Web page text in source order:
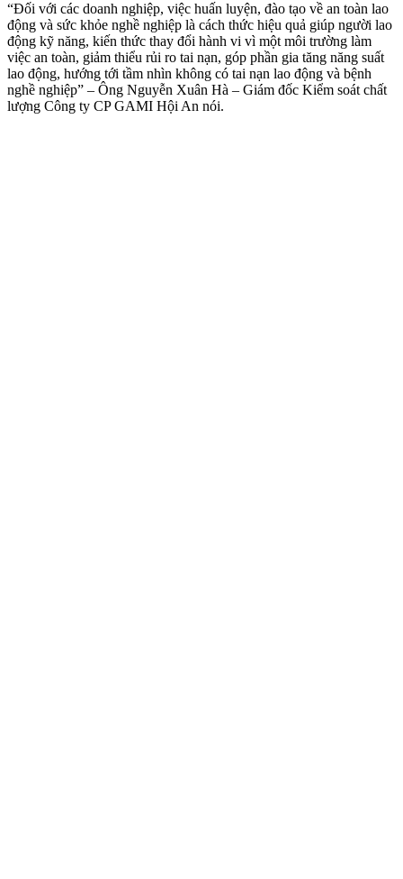
“Đối với các doanh nghiệp, việc huấn luyện, đào tạo về an toàn lao
động và sức khỏe nghề nghiệp là cách thức hiệu quả giúp người lao
động kỹ năng, kiến thức thay đổi hành vi vì một môi trường làm
việc an toàn, giảm thiểu rủi ro tai nạn, góp phần gia tăng năng suất
lao động, hướng tới tầm nhìn không có tai nạn lao động và bệnh
nghề nghiệp” – Ông Nguyễn Xuân Hà – Giám đốc Kiểm soát chất
lượng Công ty CP GAMI Hội An nói.